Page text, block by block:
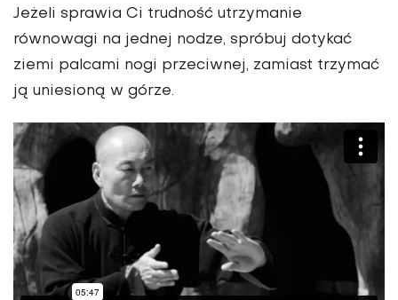
Jeżeli sprawia Ci trudność utrzymanie
równowagi na jednej nodze, spróbuj dotykać
ziemi palcami nogi przeciwnej, zamiast trzymać
ją uniesioną w górze.